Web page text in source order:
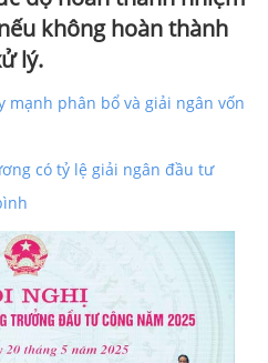
không hoàn thành
lý.
mạnh phân bổ và giải ngân vốn
có tỷ lệ giải ngân đầu tư